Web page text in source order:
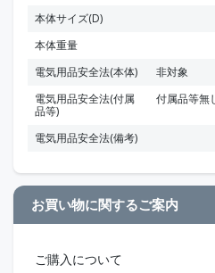
本体サイズ(D)
本体重量
電気用品安全法(本体)
非対象
電気用品安全法(付属
品等)
付属品等無
電気用品安全法(備考)
お買い物に関するご案内
ご購入について